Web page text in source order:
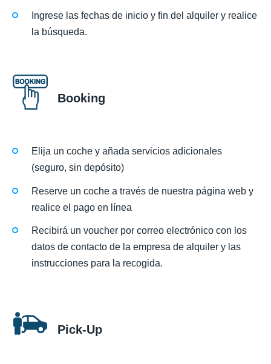
Ingrese las fechas de inicio y fin del alquiler y realice
la búsqueda.
Booking
Elija un coche y añada servicios adicionales
(seguro, sin depósito)
Reserve un coche a través de nuestra página web y
realice el pago en línea
Recibirá un voucher por correo electrónico con los
datos de contacto de la empresa de alquiler y las
instrucciones para la recogida.
Pick-Up